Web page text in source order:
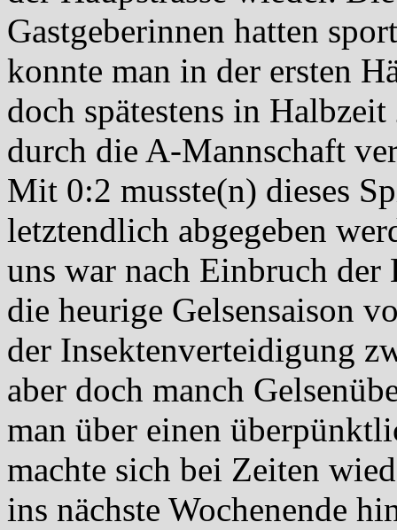
Gastgeberinnen hatten
konnte man in der ersten
doch spätestens in
durch die A-Mannschaft
Mit 0:2 musste(n) dieses
letztendlich abgegeben
uns war nach Einbruch
die heurige Gelsensaison
der Insektenverteidigung
aber doch manch
man über einen
machte sich bei Zeiten
ins nächste Wochenende